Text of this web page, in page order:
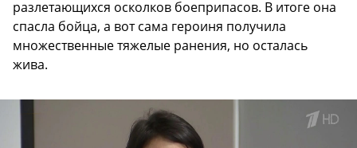
разлетающихся осколков боеприпасов. В итоге она
спасла бойца, а вот сама героиня получила
множественные тяжелые ранения, но осталась
жива.